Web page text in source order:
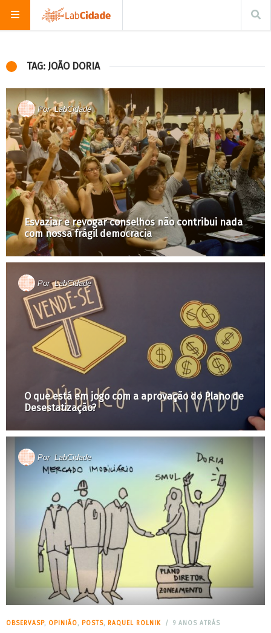
TAG: JOÃO DORIA
PorLabCidade
Esvaziar e revogar conselhos não contribui nada
com nossa frágil democracia
PorLabCidade
O que está em jogo com a aprovação do Plano de
Desestatização?
Por LabCidade
OBSERVASP, OPINIÃO, POSTS, RAQUEL ROLNIK 9 ANOS ATRÁS